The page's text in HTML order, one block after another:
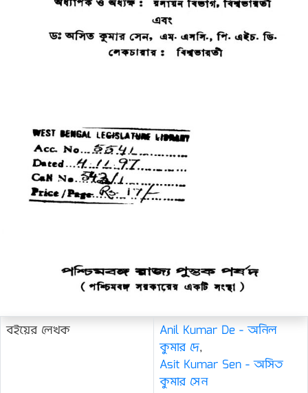
বইয়ের লেখক
Anil Kumar De - অনিল
কুমার দে,
Asit Kumar Sen - অসিত
কুমার সেন